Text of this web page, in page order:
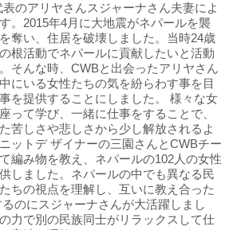
のアリヤさんスジャーナさん夫妻によ
。2015年4月に大地震がネパールを襲
奪い、住居を破壊しました。当時24歳
根活動でネパールに貢献したいと活動
そんな時、CWBと出会ったアリヤさん
にいる女性たちの気を紛らわす事を目
を提供することにしました。 様々な女
って学び、一緒に仕事をすることで、
苦しさや悲しさから少し解放されるよ
ットデ ザイナーの三園さんとCWBチー
編み物を教え、ネパールの102人の女性
しました。ネパールの中でも異なる民
ちの視点を理解し、互いに教え合った
のにスジャーナさんが大活躍しまし
力で別の民族同士がリラックスして仕